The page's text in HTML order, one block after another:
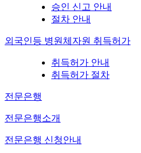
승인 신고 안내
절차 안내
외국인등 병원체자원 취득허가
취득허가 안내
취득허가 절차
전문은행
전문은행소개
전문은행 신청안내